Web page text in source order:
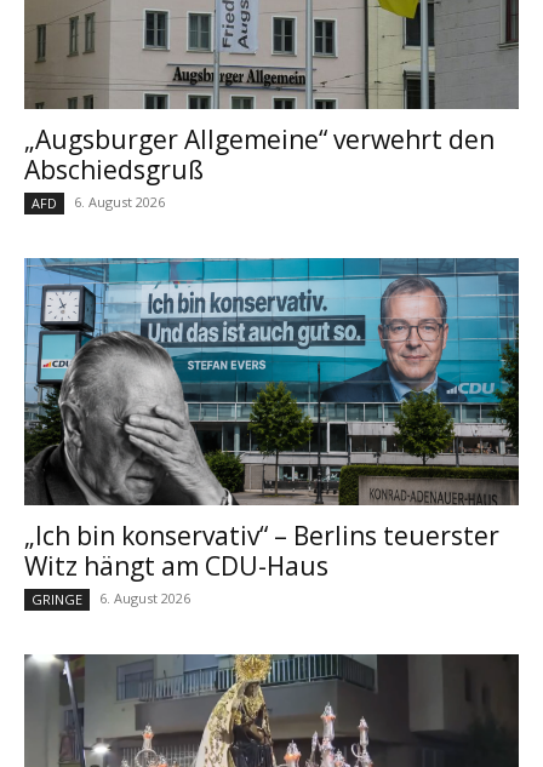
„Augsburger Allgemeine“ verwehrt den
Abschiedsgruß
AFD 6. August 2026
„Ich bin konservativ“ – Berlins teuerster
Witz hängt am CDU-Haus
GRINGE 6. August 2026